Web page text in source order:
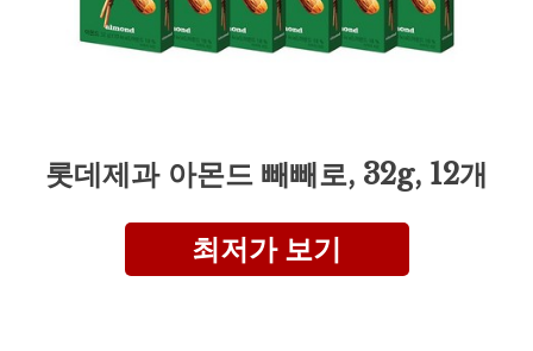
롯데제과 아몬드 빼빼로, 32g, 12개
최저가 보기